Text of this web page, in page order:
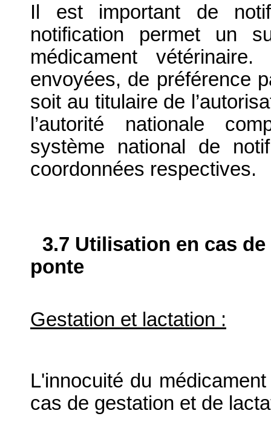
Il est important de
notification permet un
médicament
envoyées, de préférence
soit au titulaire de
l’autorité nationale
système national de
coordonnées respectives.
3.7 Utilisation en cas
ponte
Gestation et lactation :
L'innocuité du
cas de gestation et de